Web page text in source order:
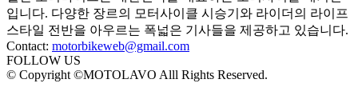
입니다. 다양한 장르의 모터사이클 시승기와 라이더의 라이프
스타일 전반을 아우르는 폭넓은 기사들을 제공하고 있습니다.
Contact: motorbikeweb@gmail.com
FOLLOW US
© Copyright ©MOTOLAVO Alll Rights Reserved.